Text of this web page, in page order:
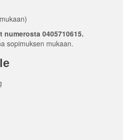
0405710615.
sopimuksen mukaan.